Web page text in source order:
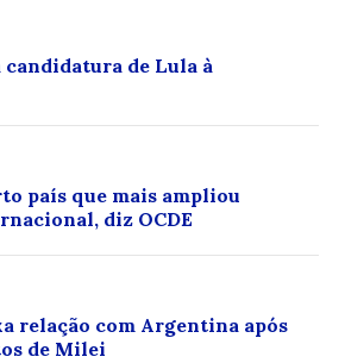
de Lula à
país que mais ampliou
diz OCDE
relação com Argentina após
de Milei